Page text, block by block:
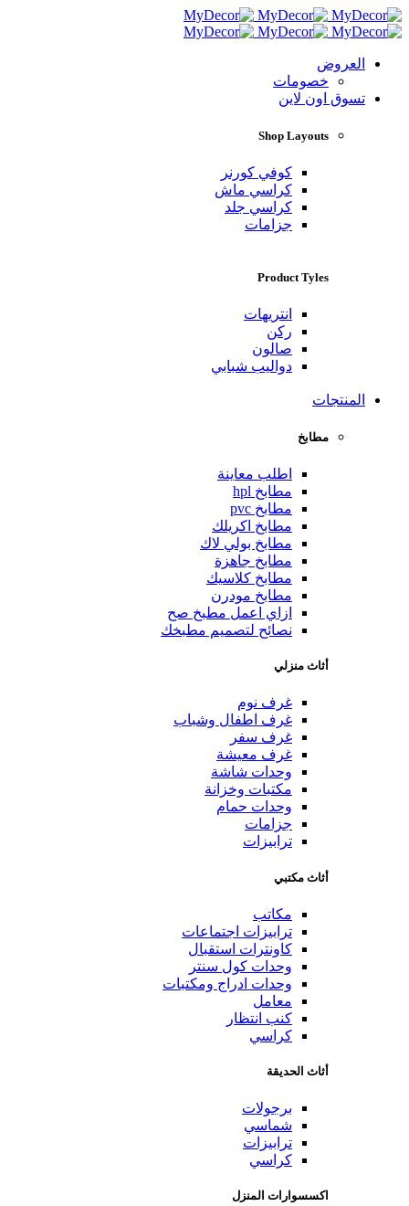
العروض
خصومات
تسوق اون لاين
Shop Layouts
كوفي كورنر
كراسي ماش
كراسي جلد
جزامات
Product Tyles
انتريهات
ركن
صالون
دواليب شبابي
المنتجات
مطابخ
اطلب معاينة
مطابخ hpl
مطابخ pvc
مطابخ اكريلك
مطابخ بولي لاك
مطابخ جاهزة
مطابخ كلاسيك
مطابخ مودرن
ازاي اعمل مطبخ صح
نصائح لتصميم مطبخك
أثاث منزلي
غرف نوم
غرف اطفال وشباب
غرف سفر
غرف معيشة
وحدات شاشة
مكتبات وخزانة
وحدات حمام
جزامات
ترابيزات
أثاث مكتبي
مكاتب
ترابيزات اجتماعات
كاونترات استقبال
وحدات كول سنتر
وحدات ادراج ومكتبات
معامل
كنب انتظار
كراسي
أثاث الحديقة
برجولات
شماسي
ترابيزات
كراسي
اكسسوارات المنزل